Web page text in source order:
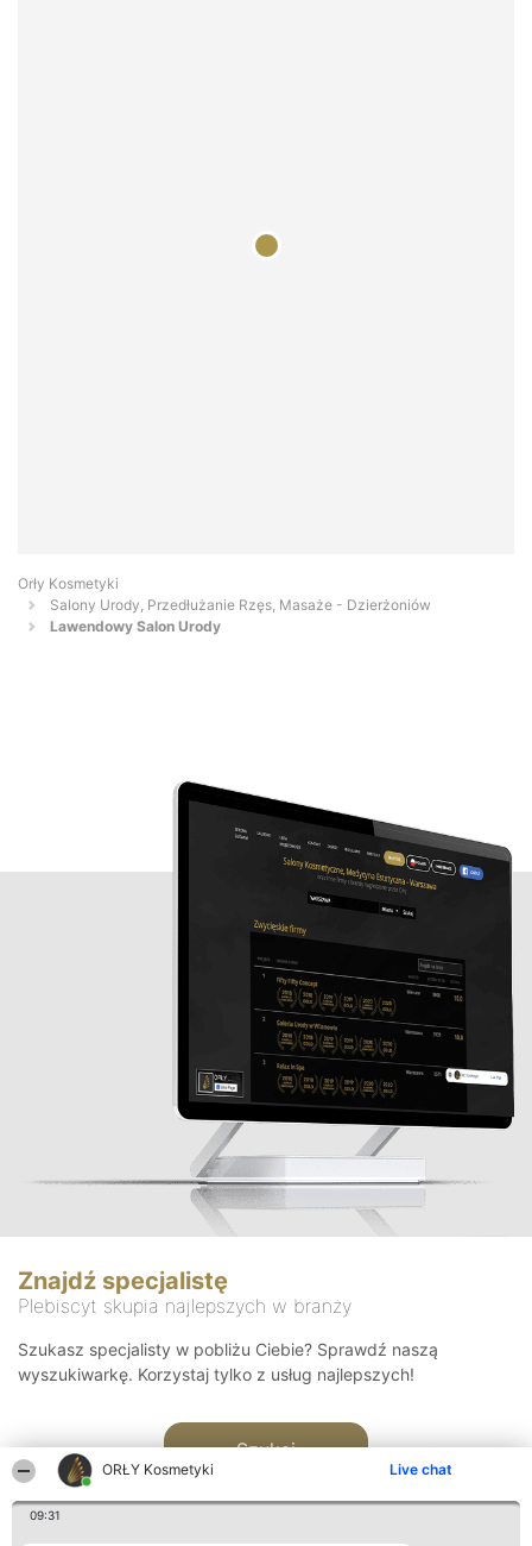
ORŁY Kosmetyki Live chat
09:31
Orły Kosmetyki
Salony Urody, Przedłużanie Rzęs, Masaże - Dzierżoniów
Lawendowy Salon Urody
Znajdź specjalistę
Plebiscyt skupia najlepszych w branży
Szukasz specjalisty w pobliżu Ciebie? Sprawdź naszą
wyszukiwarkę. Korzystaj tylko z usług najlepszych!
Szukaj